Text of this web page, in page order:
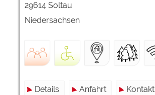
29614 Soltau
Niedersachsen
Details Anfahrt Kontakt